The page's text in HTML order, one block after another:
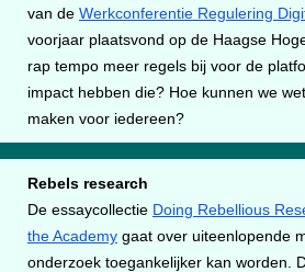
van de Werkconferentie Regulering
voorjaar plaatsvond op de Haagse
rap tempo meer regels bij voor de
impact hebben die? Hoe kunnen we
maken voor iedereen?
Rebels research
De essaycollectie Doing Rebellious
the Academy gaat over uiteenlopende
onderzoek toegankelijker kan worden.